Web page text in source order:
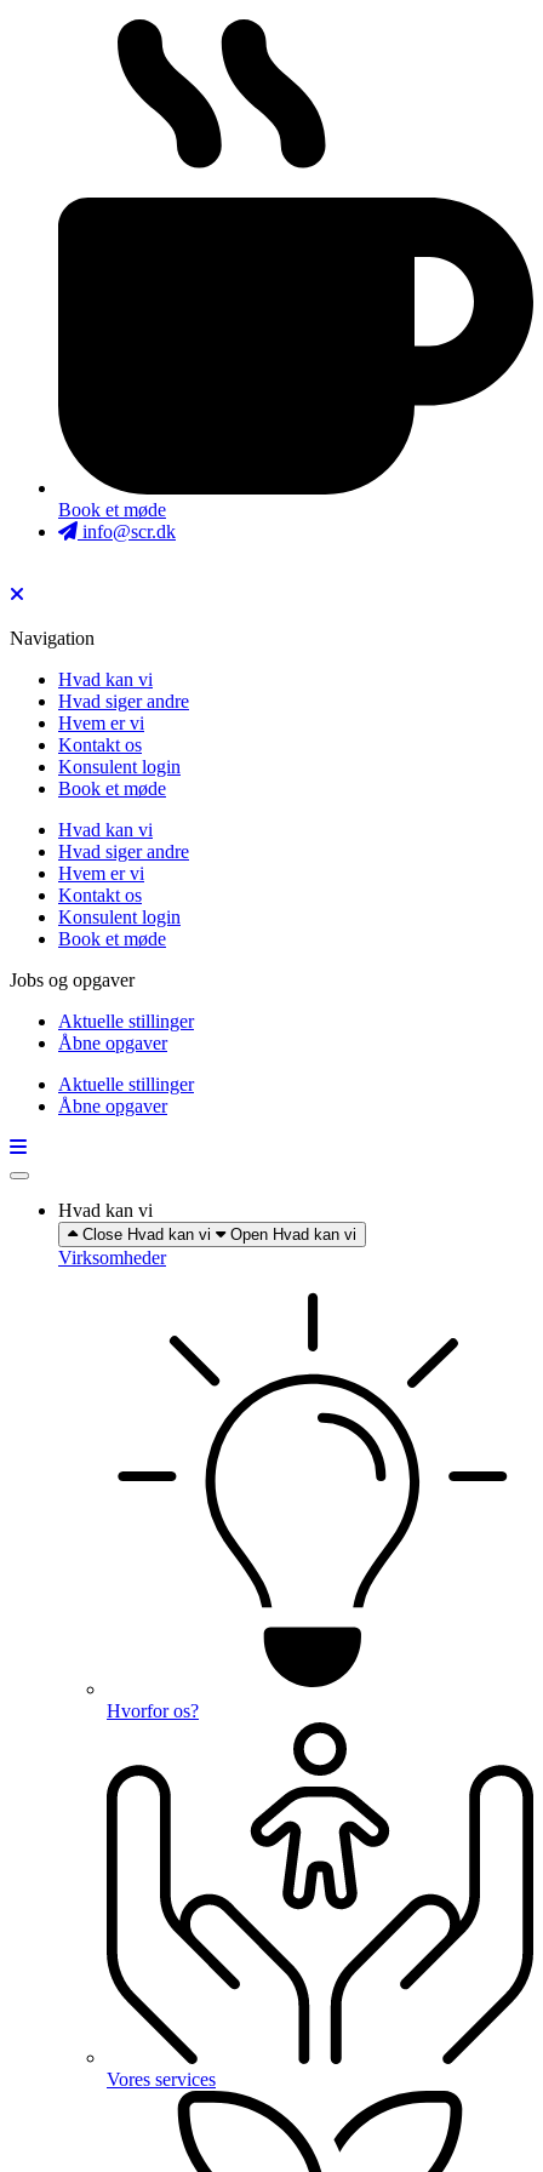
Book et møde
info@scr.dk
Navigation
Hvad kan vi
Hvad siger andre
Hvem er vi
Kontakt os
Konsulent login
Book et møde
Hvad kan vi
Hvad siger andre
Hvem er vi
Kontakt os
Konsulent login
Book et møde
Jobs og opgaver
Aktuelle stillinger
Åbne opgaver
Aktuelle stillinger
Åbne opgaver
Hvad kan vi
Close Hvad kan vi Open Hvad kan vi
Virksomheder
Hvorfor os?
Vores services